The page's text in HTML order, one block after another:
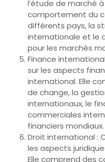
l’étude de marché
comportement du
différents pays, la
internationale et le
pour les marchés
Finance
sur les aspects
international. Elle
de change, la
internationaux, le
commerciales
financiers mondiaux.
Droit international :
les aspects
Elle comprend des